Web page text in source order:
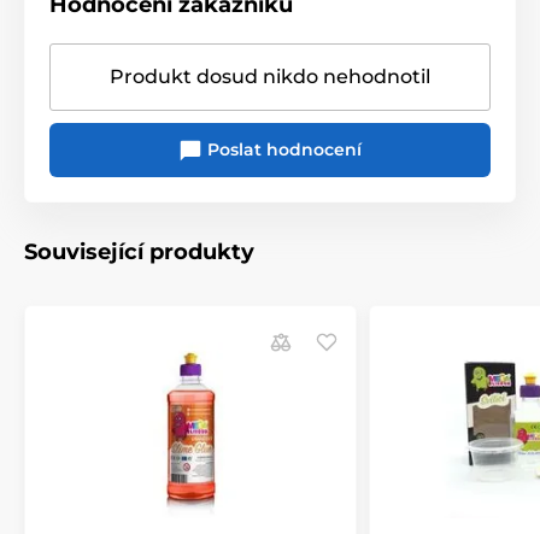
Produkt dosud nikdo nehodnotil
Poslat hodnocení
Související produkty